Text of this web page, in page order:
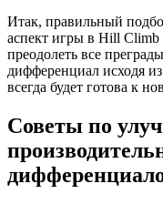
Итак, правильный
аспект игры в Hill
преодолеть все
дифференциал исходя
всегда будет готова к
Советы по